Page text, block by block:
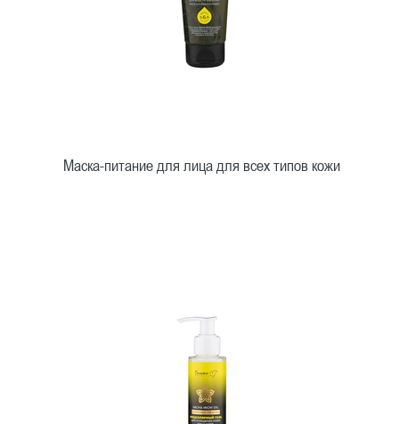
Маска-питание для лица для всех типов кожи